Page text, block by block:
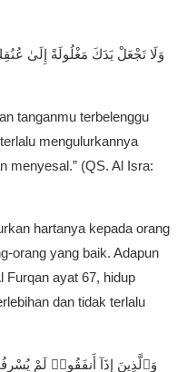
وَلَا تَجْعَلْ يَدَكَ مَغْلُولَةً إِلَىٰ
tanganmu terbelenggu
mengulurkannya
menyesal.” (QS. Al Isra:
hartanya kepada orang
orang yang baik. Adapun
Furqan ayat 67, hidup
dan tidak terlalu
وَٱلَّذِينَ إِذَآ أَنفَقُوا۟ لَمْ